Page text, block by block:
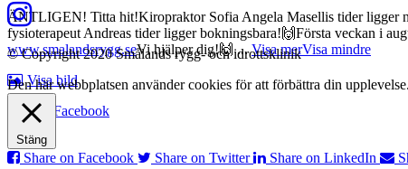
ÄNTLIGEN! Titta hit!Kiropraktor Sofia Angela Masellis tider ligger
fysioterapeut Andreas tider ligger bokningsbara!🙌Första veckan i
www.smalandsrygg.seVi hjälper dig!🙌...Visa merVisa mindre
Visa bild
Visa på Facebook
Dela
Share on Facebook
Share on Twitter Share on LinkedIn
© Copyright 2020 Smålands rygg- och idrottsklinik
Den här webbplatsen använder cookies för att förbättra din
Stäng